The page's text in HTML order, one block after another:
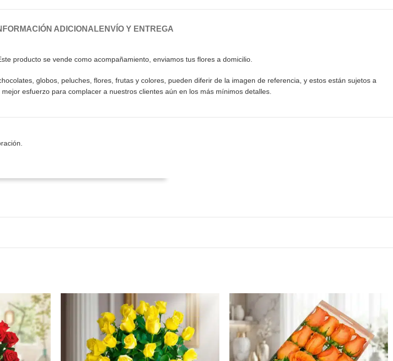
ADICIONALENVÍO Y ENTREGA
producto se vende como acompañamiento, enviamos tus flores a domicilio.
globos, peluches, flores, frutas y colores, pueden diferir de la imagen de referencia, y estos están sujetos a
esfuerzo para complacer a nuestros clientes aún en los más mínimos detalles.